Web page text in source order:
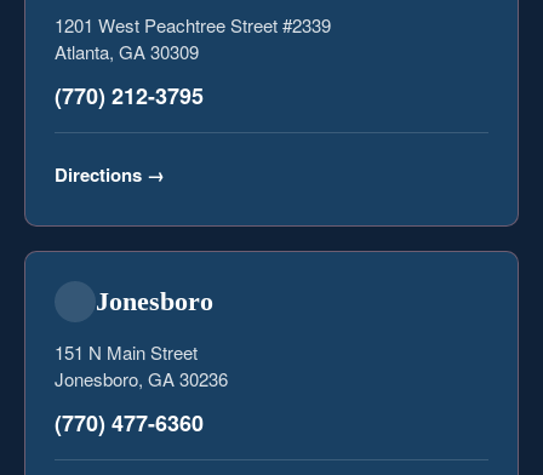
1201 West Peachtree Street #2339
Atlanta, GA 30309
(770) 212-3795
Directions →
Jonesboro
151 N Main Street
Jonesboro, GA 30236
(770) 477-6360